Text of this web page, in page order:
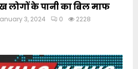
लोगों के पानी का बिल माफ
3, 2024 0 2228